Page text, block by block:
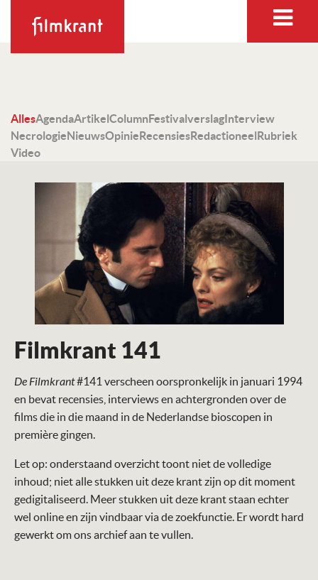
AllesAgendaArtikelColumnFestivalverslagInterview
NecrologieNieuwsOpinieRecensiesRedactioneelRubriek
Video
Filmkrant 141
De Filmkrant#141 verscheen oorspronkelijk in januari 1994
en bevat recensies, interviews en achtergronden over de
films die in die maand in de Nederlandse bioscopen in
première gingen.
Let op: onderstaand overzicht toont niet de volledige
inhoud; niet alle stukken uit deze krant zijn op dit moment
gedigitaliseerd. Meer stukken uit deze krant staan echter
wel online en zijn vindbaar via de zoekfunctie. Er wordt hard
gewerkt om ons archief aan te vullen.